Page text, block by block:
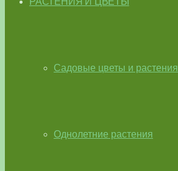
Садовые цветы и растения
Однолетние растения